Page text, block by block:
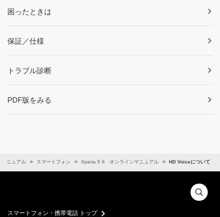
困ったときは
保証／仕様
トラブル診断
PDF版をみる
マニュアル スマートフォン Xperia 5 II オンラインマニュアル HD Voiceについて
スマートフォン・携帯電話 トップ